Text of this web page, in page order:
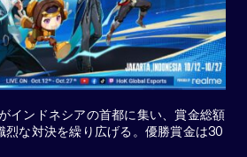
インドネシアの首都に集い、賞金総額
烈な対決を繰り広げる。優勝賞金は30